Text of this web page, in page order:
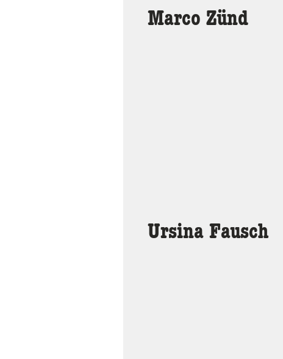
Marco Zünd
Ursina Fausch